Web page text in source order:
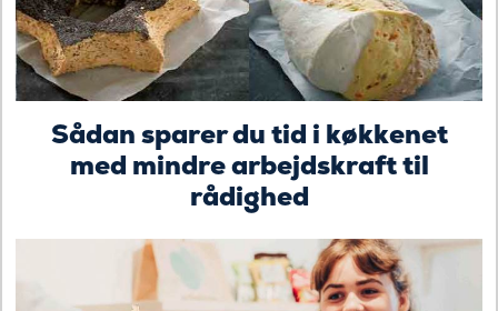
Sådan sparer du tid i køkkenet
med mindre arbejdskraft til
rådighed